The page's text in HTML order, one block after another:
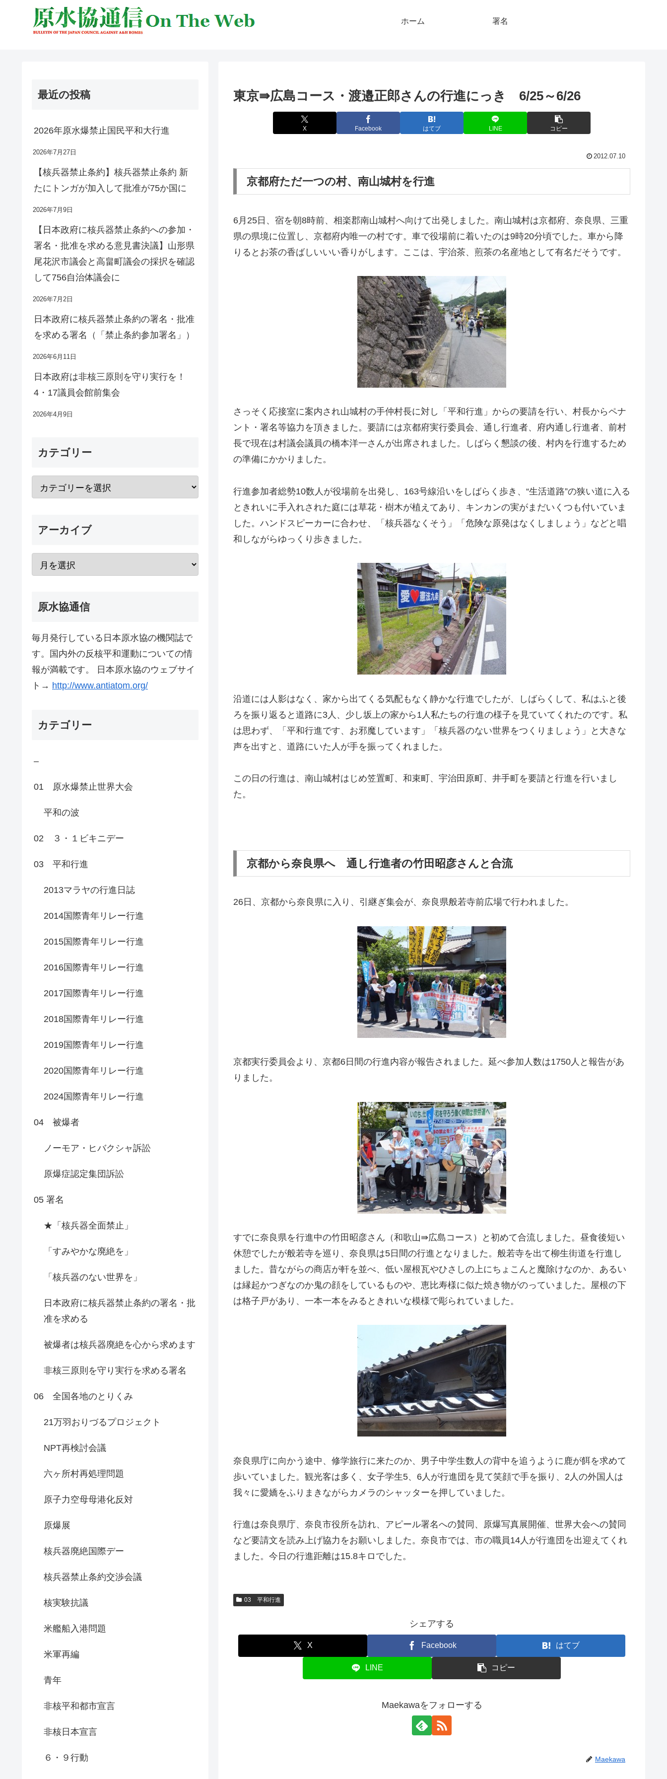
ホーム 署名
東京⇛広島コース・渡邉正郎さんの行進にっき 6/25～6/26
X Facebook はてブ LINE コピー
2012.07.10
京都府ただ一つの村、南山城村を行進
6月25日、宿を朝8時前、相楽郡南山城村へ向けて出発しました。南山城村は京都府、奈良県、三重
県の県境に位置し、京都府内唯一の村です。車で役場前に着いたのは9時20分頃でした。車から降
りるとお茶の香ばしいいい香りがします。ここは、宇治茶、煎茶の名産地として有名だそうです。
さっそく応接室に案内され山城村の手仲村長に対し「平和行進」からの要請を行い、村長からペナ
ント・署名等協力を頂きました。要請には京都府実行委員会、通し行進者、府内通し行進者、前村
長で現在は村議会議員の橋本洋一さんが出席されました。しばらく懇談の後、村内を行進するため
の準備にかかりました。
行進参加者総勢10数人が役場前を出発し、163号線沿いをしばらく歩き、“生活道路”の狭い道に入る
ときれいに手入れされた庭には草花・樹木が植えてあり、キンカンの実がまだいくつも付いていま
した。ハンドスピーカーに合わせ、「核兵器なくそう」「危険な原発はなくしましょう」などと唱
和しながらゆっくり歩きました。
沿道には人影はなく、家から出てくる気配もなく静かな行進でしたが、しばらくして、私はふと後
ろを振り返ると道路に3人、少し坂上の家から1人私たちの行進の様子を見ていてくれたのです。私
は思わず、「平和行進です、お邪魔しています」「核兵器のない世界をつくりましょう」と大きな
声を出すと、道路にいた人が手を振ってくれました。
この日の行進は、南山城村はじめ笠置町、和束町、宇治田原町、井手町を要請と行進を行いまし
た。
京都から奈良県へ 通し行進者の竹田昭彦さんと合流
26日、京都から奈良県に入り、引継ぎ集会が、奈良県般若寺前広場で行われました。
京都実行委員会より、京都6日間の行進内容が報告されました。延べ参加人数は1750人と報告があ
りました。
すでに奈良県を行進中の竹田昭彦さん（和歌山⇛広島コース）と初めて合流しました。昼食後短い
休憩でしたが般若寺を巡り、奈良県は5日間の行進となりました。般若寺を出て柳生街道を行進し
ました。昔ながらの商店が軒を並べ、低い屋根瓦やひさしの上にちょこんと魔除けなのか、あるい
は縁起かつぎなのか鬼の顔をしているものや、恵比寿様に似た焼き物がのっていました。屋根の下
は格子戸があり、一本一本をみるときれいな模様で彫られていました。
奈良県庁に向かう途中、修学旅行に来たのか、男子中学生数人の背中を追うように鹿が餌を求めて
歩いていました。観光客は多く、女子学生5、6人が行進団を見て笑顔で手を振り、2人の外国人は
我々に愛嬌をふりまきながらカメラのシャッターを押していました。
行進は奈良県庁、奈良市役所を訪れ、アピール署名への賛同、原爆写真展開催、世界大会への賛同
など要請文を読み上げ協力をお願いしました。奈良市では、市の職員14人が行進団を出迎えてくれ
ました。今日の行進距離は15.8キロでした。
03 平和行進
シェアする
X Facebook はてブ
LINE コピー
Maekawaをフォローする
Maekawa
最近の投稿
2026年原水爆禁止国民平和大行進
2026年7月27日
【核兵器禁止条約】核兵器禁止条約 新
たにトンガが加入して批准が75か国に
2026年7月9日
【日本政府に核兵器禁止条約への参加・
署名・批准を求める意見書決議】山形県
尾花沢市議会と高畠町議会の採択を確認
して756自治体議会に
2026年7月2日
日本政府に核兵器禁止条約の署名・批准
を求める署名（「禁止条約参加署名」）
2026年6月11日
日本政府は非核三原則を守り実行を！
4・17議員会館前集会
2026年4月9日
カテゴリー
アーカイブ
原水協通信
毎月発行している日本原水協の機関誌で
す。国内外の反核平和運動についての情
報が満載です。 日本原水協のウェブサイ
ト→ http://www.antiatom.org/
カテゴリー
–
01 原水爆禁止世界大会
平和の波
02 ３・１ビキニデー
03 平和行進
2013マラヤの行進日誌
2014国際青年リレー行進
2015国際青年リレー行進
2016国際青年リレー行進
2017国際青年リレー行進
2018国際青年リレー行進
2019国際青年リレー行進
2020国際青年リレー行進
2024国際青年リレー行進
04 被爆者
ノーモア・ヒバクシャ訴訟
原爆症認定集団訴訟
05 署名
★「核兵器全面禁止」
「すみやかな廃絶を」
「核兵器のない世界を」
日本政府に核兵器禁止条約の署名・批
准を求める
被爆者は核兵器廃絶を心から求めます
非核三原則を守り実行を求める署名
06 全国各地のとりくみ
21万羽おりづるプロジェクト
NPT再検討会議
六ヶ所村再処理問題
原子力空母母港化反対
原爆展
核兵器廃絶国際デー
核兵器禁止条約交渉会議
核実験抗議
米艦船入港問題
米軍再編
青年
非核平和都市宣言
非核日本宣言
６・９行動